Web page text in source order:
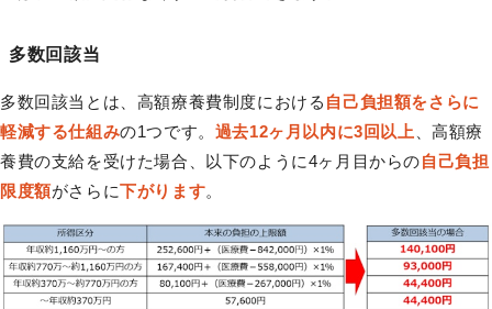
多数回該当
多数回該当とは、高額療養費制度における 自己負担額をさらに
軽減する仕組みの1つです。 過去12ヶ月以内に3回以上 、高額療
養費の支給を受けた場合、以下のように4ヶ月目からの自己負担
限度額がさらに下がります。